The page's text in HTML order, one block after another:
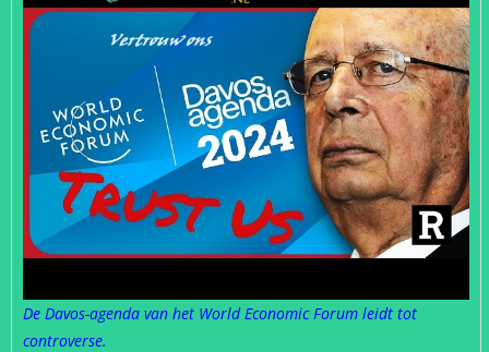
De Davos-agenda van het World Economic Forum leidt tot
controverse.